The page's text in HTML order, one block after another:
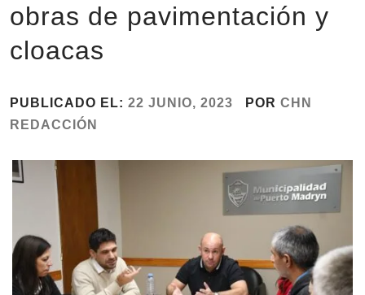
obras de pavimentación y
cloacas
PUBLICADO EL: 22 JUNIO, 2023 POR CHN
REDACCIÓN